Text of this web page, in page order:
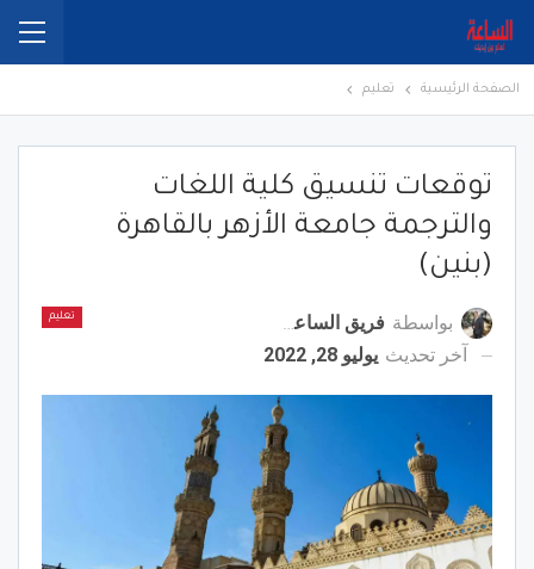
الصفحة الرئيسية تعليم
توقعات تنسيق كلية اللغات
والترجمة جامعة الأزهر بالقاهرة
(بنين)
تعليم بواسطة فريق الساعة برس
آخر تحديث يوليو 28, 2022